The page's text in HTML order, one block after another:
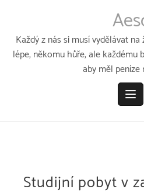
obsahuKaždý z nás si musí vydělávat
lépe, někomu hůře, ale každému
aby měl peníze
Studijní pobyt v